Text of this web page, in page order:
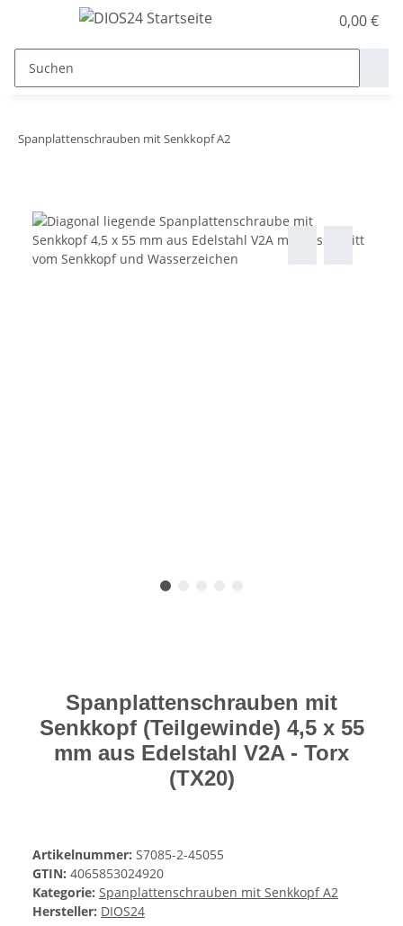
0,00 €
Spanplattenschrauben mit Senkkopf A2
Spanplattenschrauben mit
Senkkopf (Teilgewinde) 4,5 x 55
mm aus Edelstahl V2A - Torx
(TX20)
Artikelnummer: S7085-2-45055
GTIN: 4065853024920
Kategorie: Spanplattenschrauben mit Senkkopf A2
Hersteller: DIOS24